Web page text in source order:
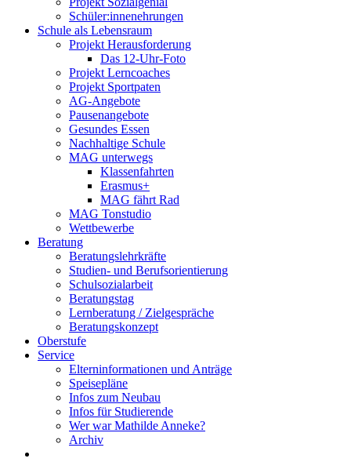
Schüler:innenehrungen
Schule als Lebensraum
Projekt Herausforderung
Das 12-Uhr-Foto
Projekt Lerncoaches
Projekt Sportpaten
AG-Angebote
Pausenangebote
Gesundes Essen
Nachhaltige Schule
MAG unterwegs
Klassenfahrten
Erasmus+
MAG fährt Rad
MAG Tonstudio
Wettbewerbe
Beratung
Beratungslehrkräfte
Studien- und Berufsorientierung
Schulsozialarbeit
Beratungstag
Lernberatung / Zielgespräche
Beratungskonzept
Oberstufe
Service
Elterninformationen und Anträge
Speisepläne
Infos zum Neubau
Infos für Studierende
Wer war Mathilde Anneke?
Archiv